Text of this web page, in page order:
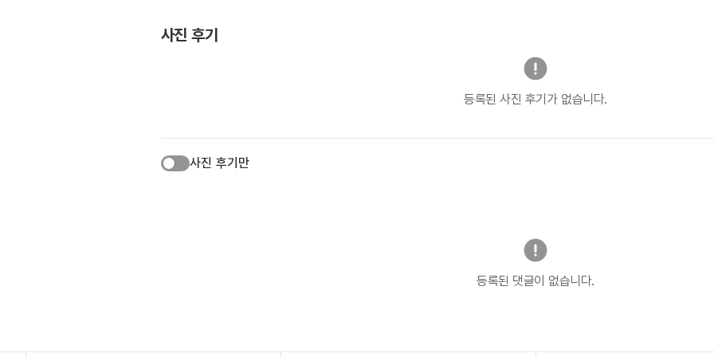
사진 후기
등록된 사진 후기가 없습니다.
사진 후기만
등록된 댓글이 없습니다.